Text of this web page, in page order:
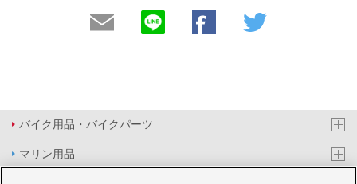
バイク用品・バイクパーツ
マリン用品